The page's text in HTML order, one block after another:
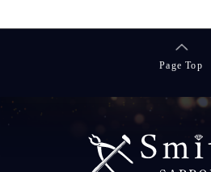
Page Top